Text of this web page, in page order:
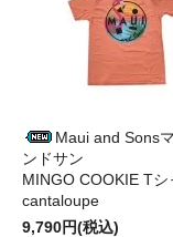
Maui and Sons
ンドサン
MINGO COOKIE T
cantaloupe
9,790円(税込)